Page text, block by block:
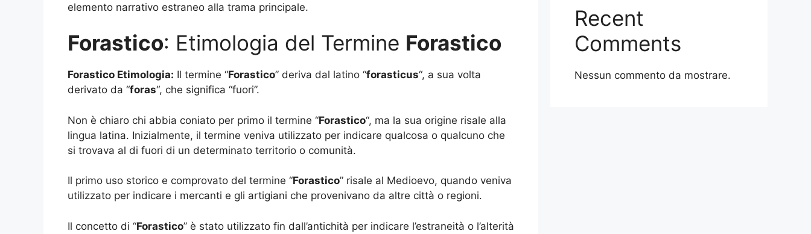
elemento narrativo estraneo alla trama principale.
Forastico: Etimologia del Termine Forastico
Forastico Etimologia: Il termine “Forastico” deriva dal latino “forasticus“, a sua volta
derivato da “foras“, che significa “fuori”.
Non è chiaro chi abbia coniato per primo il termine “Forastico“, ma la sua origine risale alla
lingua latina. Inizialmente, il termine veniva utilizzato per indicare qualcosa o qualcuno che
si trovava al di fuori di un determinato territorio o comunità.
Il primo uso storico e comprovato del termine “Forastico” risale al Medioevo, quando veniva
utilizzato per indicare i mercanti e gli artigiani che provenivano da altre città o regioni.
Il concetto di “Forastico” è stato utilizzato fin dall’antichità per indicare l’estraneità o l’alterità
Recent
Comments
Nessun commento da mostrare.